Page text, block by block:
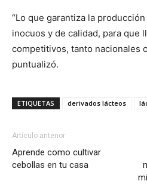
“Lo que garantiza la
inocuos y de calidad, para que
competitivos, tanto nacionales
puntualizó.
ETIQUETAS derivados lácteos
Artículo anterior
Aprende como cultivar
cebollas en tu casa